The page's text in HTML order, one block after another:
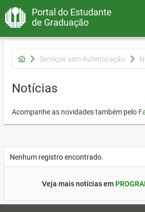
Portal do Estudante
de Graduação
Serviços sem Autenticação
Notícias
Acompanhe as novidades também pelo
Nenhum registro encontrado.
Veja mais notícias em